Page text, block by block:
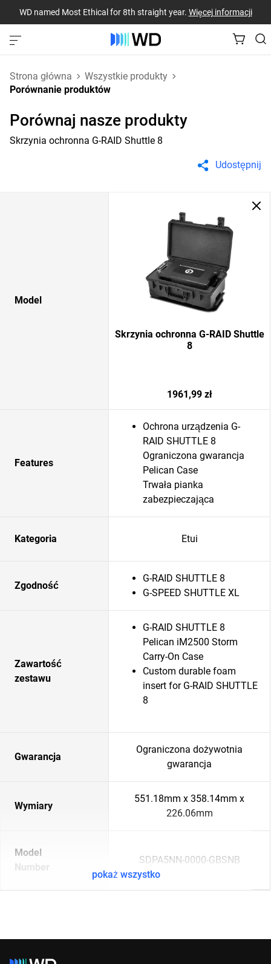
WD named Most Ethical for 8th straight year. Więcej informacji
Strona główna
Wszystkie produkty
Porównanie produktów
Porównaj nasze produkty
Skrzynia ochronna G-RAID Shuttle 8
Udostępnij
Model
Skrzynia ochronna G-RAID Shuttle
8
1961,99 zł
Features
Ochrona urządzenia G-
RAID SHUTTLE 8
Ograniczona gwarancja
Pelican Case
Trwała pianka
zabezpieczająca
Kategoria Etui
Zgodność
G-RAID SHUTTLE 8
G-SPEED SHUTTLE XL
Zawartość
zestawu
G-RAID SHUTTLE 8
Pelican iM2500 Storm
Carry-On Case
Custom durable foam
insert for G-RAID SHUTTLE
8
Gwarancja
Ograniczona dożywotnia
gwarancja
Wymiary
551.18mm x 358.14mm x
226.06mm
Model
Number
SDPA5NN-0000-GBSNB
pokaż wszystko